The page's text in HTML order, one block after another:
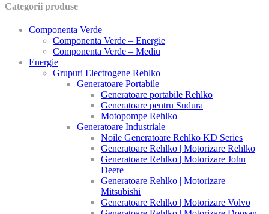
Categorii produse
Componenta Verde
Componenta Verde – Energie
Componenta Verde – Mediu
Energie
Grupuri Electrogene Rehlko
Generatoare Portabile
Generatoare portabile Rehlko
Generatoare pentru Sudura
Motopompe Rehlko
Generatoare Industriale
Noile Generatoare Rehlko KD Series
Generatoare Rehlko | Motorizare Rehlko
Generatoare Rehlko | Motorizare John
Deere
Generatoare Rehlko | Motorizare
Mitsubishi
Generatoare Rehlko | Motorizare Volvo